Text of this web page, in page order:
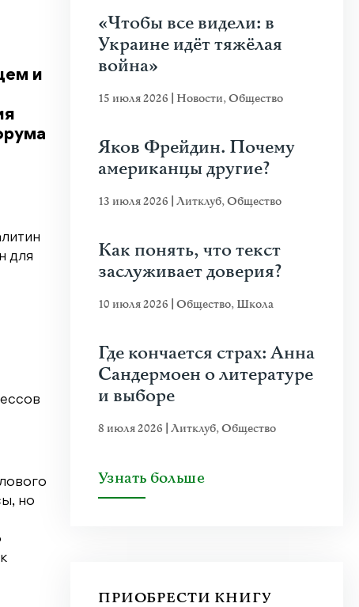
и
для
но
«Чтобы все видели: в
Украине идёт тяжёлая
война»
15 июля 2026 Новости,Общество
Яков Фрейдин. Почему
американцы другие?
13 июля 2026 Литклуб,Общество
Как понять, что текст
заслуживает доверия?
10 июля 2026 Общество, Школа
Где кончается страх: Анна
Сандермоен о литературе
и выборе
8 июля 2026 Литклуб,Общество
Узнать больше
ПРИОБРЕСТИ КНИГУ